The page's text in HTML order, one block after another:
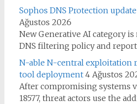
Sophos DNS Protection
Ağustos 2026
New Generative AI category
DNS filtering policy and
N-able N-central exploitation
tool deployment 4 Ağustos
After compromising systems
18577, threat actors use the